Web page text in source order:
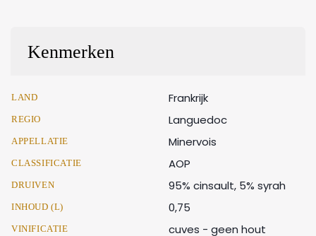
Kenmerken
LAND Frankrijk
REGIO Languedoc
APPELLATIE Minervois
CLASSIFICATIE AOP
DRUIVEN 95% cinsault, 5% syrah
INHOUD (L) 0,75
VINIFICATIE cuves - geen hout